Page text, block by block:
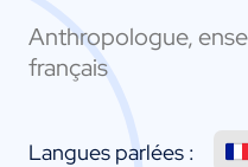
Anthropologue,
français
Langues parlées :